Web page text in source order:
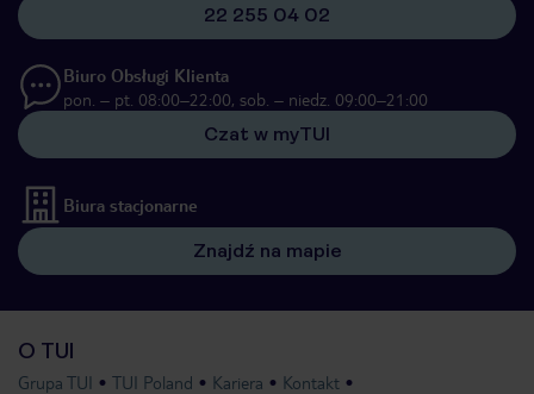
22 255 04 02
Biuro Obsługi Klienta
pon. – pt. 08:00–22:00, sob. – niedz. 09:00–21:00
Czat w myTUI
Biura stacjonarne
Znajdź na mapie
O TUI
Grupa TUI TUI Poland Kariera
Kontakt